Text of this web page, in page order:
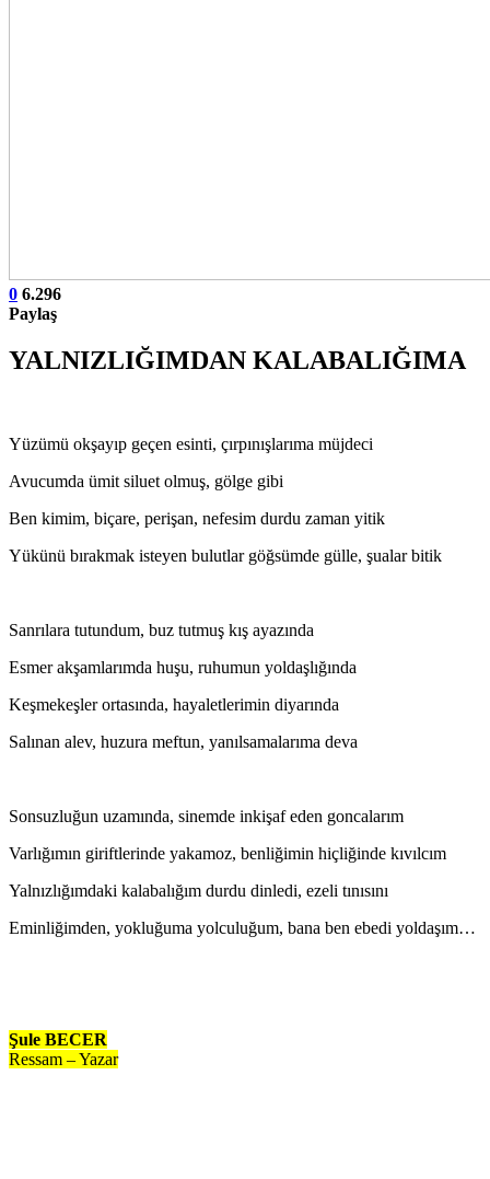
0 6.296
Paylaş
YALNIZLIĞIMDAN KALABALIĞIMA
Yüzümü okşayıp geçen esinti, çırpınışlarıma müjdeci
Avucumda ümit siluet olmuş, gölge gibi
Ben kimim, biçare, perişan, nefesim durdu zaman yitik
Yükünü bırakmak isteyen bulutlar göğsümde gülle, şualar bitik
Sanrılara tutundum, buz tutmuş kış ayazında
Esmer akşamlarımda huşu, ruhumun yoldaşlığında
Keşmekeşler ortasında, hayaletlerimin diyarında
Salınan alev, huzura meftun, yanılsamalarıma deva
Sonsuzluğun uzamında, sinemde inkişaf eden goncalarım
Varlığımın giriftlerinde yakamoz, benliğimin hiçliğinde kıvılcım
Yalnızlığımdaki kalabalığım durdu dinledi, ezeli tınısını
Eminliğimden, yokluğuma yolculuğum, bana ben ebedi yoldaşım…
Şule BECER
Ressam – Yazar